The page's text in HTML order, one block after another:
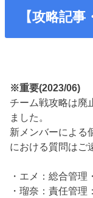
【攻略記事
※重要(2023/06)
チーム戦攻略は廃
ました。
新メンバーによる
における質問はご
・エメ：総合管理
・瑠奈：責任管理：